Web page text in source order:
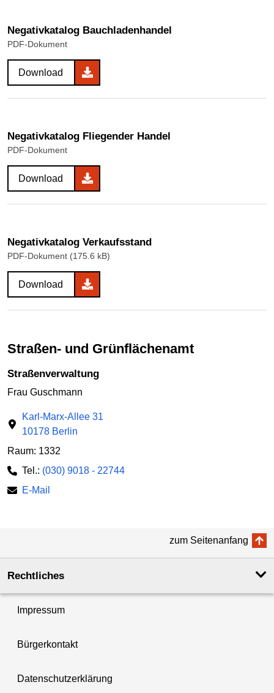
Negativkatalog Bauchladenhandel
PDF-Dokument
Download
Negativkatalog Fliegender Handel
PDF-Dokument
Download
Negativkatalog Verkaufsstand
PDF-Dokument (175.6 kB)
Download
Straßen- und Grünflächenamt
Straßenverwaltung
Frau Guschmann
Karl-Marx-Allee 31
10178 Berlin
Raum: 1332
Tel.: (030) 9018 - 22744
E-Mail
zum Seitenanfang
Rechtliches
Impressum
Bürgerkontakt
Datenschutzerklärung